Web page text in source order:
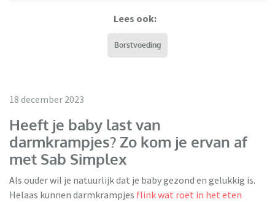
Lees ook:
Borstvoeding
18 december 2023
Heeft je baby last van
darmkrampjes? Zo kom je ervan af
met Sab Simplex
Als ouder wil je natuurlijk dat je baby gezond en gelukkig is.
Helaas kunnen darmkrampjes flink wat roet in het eten